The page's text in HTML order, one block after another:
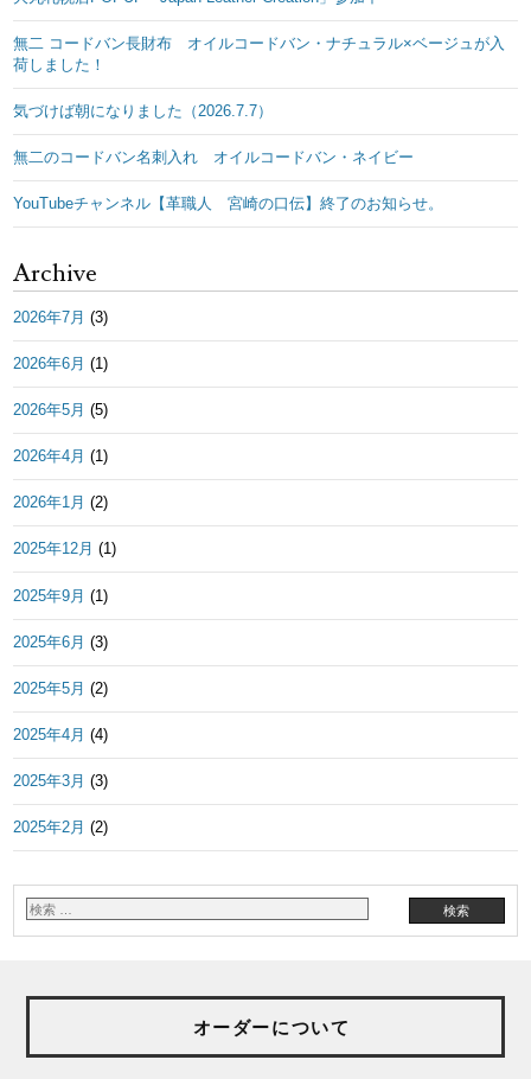
無二 コードバン長財布 オイルコードバン・ナチュラル×ベージュが入
荷しました！
気づけば朝になりました（2026.7.7）
無二のコードバン名刺入れ オイルコードバン・ネイビー
YouTubeチャンネル【革職人 宮崎の口伝】終了のお知らせ。
Archive
2026年7月 (3)
2026年6月 (1)
2026年5月 (5)
2026年4月 (1)
2026年1月 (2)
2025年12月 (1)
2025年9月 (1)
2025年6月 (3)
2025年5月 (2)
2025年4月 (4)
2025年3月 (3)
2025年2月 (2)
オーダーについて